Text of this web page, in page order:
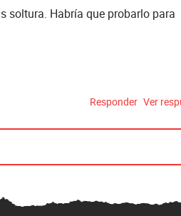
soltura. Habría que probarlo para
Responder Ver